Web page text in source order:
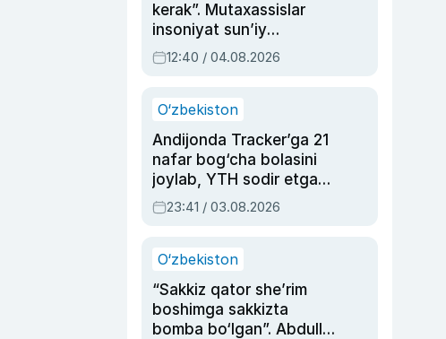
kerak”. Mutaxassislar
insoniyat sun’iy
intellektni boshqara
olmay qolishidan xavotir
12:40 / 04.08.2026
O‘zbekiston
Andijonda Tracker’ga 21
nafar bog‘cha bolasini
joylab, YTH sodir etgan
ayolga sud hukmi o‘qildi
23:41 / 03.08.2026
O‘zbekiston
“Sakkiz qator she’rim
boshimga sakkizta
bomba bo‘lgan”. Abdulla